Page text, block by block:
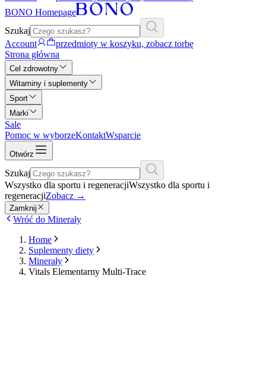
BONO Homepage
Szukaj
Account
przedmioty w koszyku, zobacz torbę
Strona główna
Cel zdrowotny
Witaminy i suplementy
Sport
Marki
Sale
Pomoc w wyborzeKontaktWsparcie
Otwórz
Szukaj
Wszystko dla sportu i regeneracjiWszystko dla sportu i
regeneracjiZobacz →
Zamknij
Wróć do Minerały
Home
Suplementy diety
Minerały
Vitals Elementarny Multi-Trace